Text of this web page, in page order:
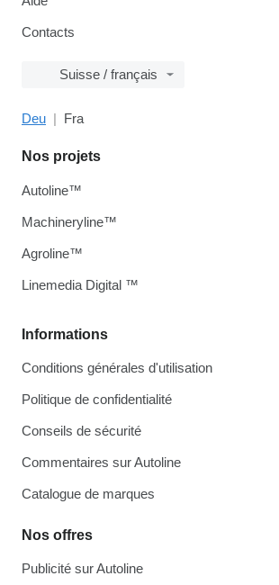
Contacts
Suisse / français
Deu Fra
Informations
Conditions générales d'utilisation
Politique de confidentialité
Conseils de sécurité
Commentaires sur Autoline
Catalogue de marques
Nos offres
Publicité sur Autoline
Nos projets
Autoline™
Machineryline™
Agroline™
Linemedia Digital ™